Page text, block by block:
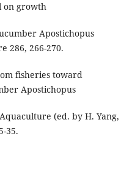
on growth
Apostichopus
286, 266-270.
fisheries toward
Apostichopus
(ed. by H. Yang,
35.